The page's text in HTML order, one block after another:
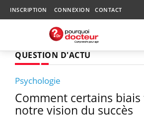
INSCRIPTION CONNEXION CONTACT
QUESTION D'ACTU
Psychologie
Comment certains
notre vision du succès